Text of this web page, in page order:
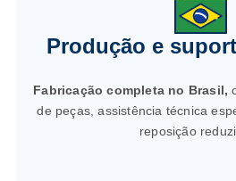
Produção e
Fabricação completa no Brasil,
de peças, assistência técnica
reposição